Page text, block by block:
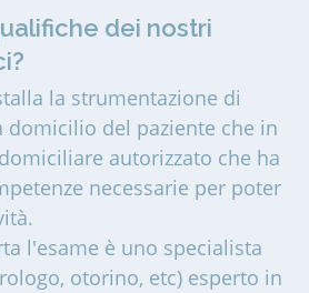
dei nostri
la strumentazione di
domicilio del paziente che in
autorizzato che ha
necessarie per poter
l'esame è uno specialista
otorino, etc) esperto in